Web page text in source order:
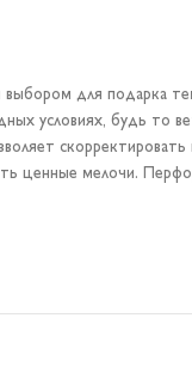
для подарка
условиях, будь то
ценные мелочи.